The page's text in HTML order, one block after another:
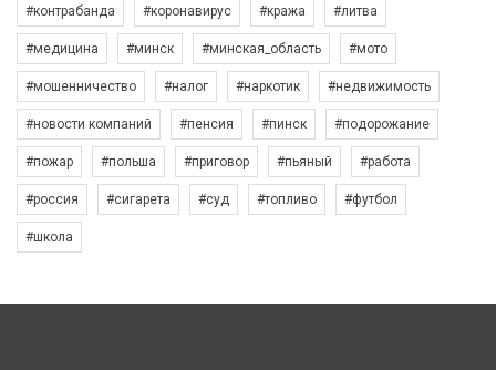
#контрабанда #коронавирус #кража #литва
#медицина #минск #минская_область #мото
#мошенничество #налог #наркотик #недвижимость
#новости компаний #пенсия #пинск #подорожание
#пожар #польша #приговор #пьяный #работа
#россия #сигарета #суд #топливо #футбол
#школа